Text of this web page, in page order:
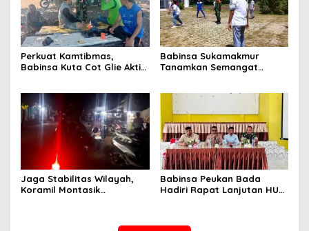
Perkuat Kamtibmas,
Babinsa Kuta Cot Glie Aktif
Babinsa Sukamakmur
Tanamkan Semangat
Siswa
Jaga Stabilitas Wilayah,
Koramil Montasik
Babinsa Peukan Bada
Hadiri Rapat Lanjutan HUT